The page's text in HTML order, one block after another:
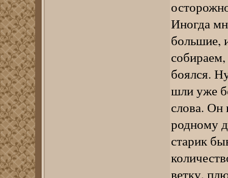
Иногда
большие,
боялся.
шли уже
слова. Он
родному
старик
ветку,